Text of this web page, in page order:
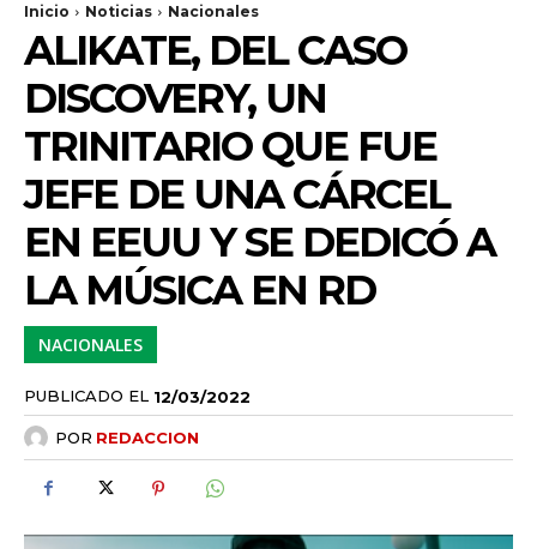
Inicio Noticias Nacionales
ALIKATE, DEL CASO
DISCOVERY, UN
TRINITARIO QUE FUE
JEFE DE UNA CÁRCEL
EN EEUU Y SE DEDICÓ A
LA MÚSICA EN RD
NACIONALES
PUBLICADO EL 12/03/2022
POR REDACCION